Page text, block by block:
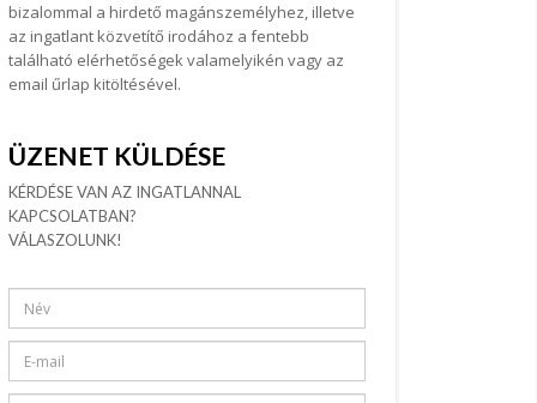
bizalommal a hirdető magánszemélyhez, illetve
az ingatlant közvetítő irodához a fentebb
található elérhetőségek valamelyikén vagy az
email űrlap kitöltésével.
ÜZENET KÜLDÉSE
KÉRDÉSE VAN AZ INGATLANNAL
KAPCSOLATBAN?
VÁLASZOLUNK!